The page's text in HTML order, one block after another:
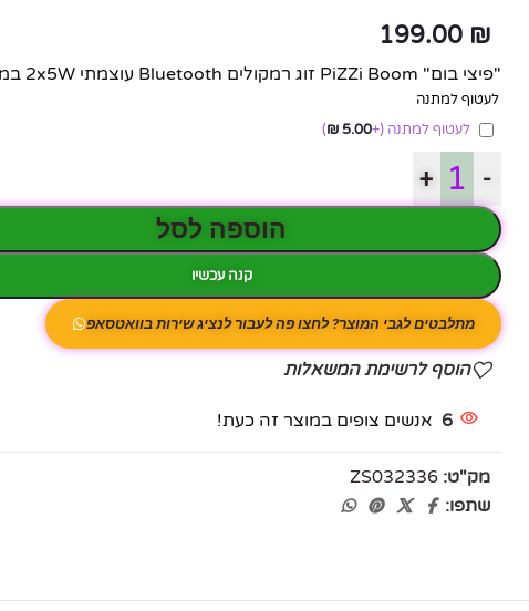
199.00 ₪
"פיצי בום" PiZZi Boom זוג רמקולים Bluetooth עוצמתי 2x5W במיוחד בצבע שחור
לעטוף למתנה
לעטוף למתנה(+
5.00
₪
)
-
+
הוספה לסל
קנה עכשיו
מתלבטים לגבי המוצר? לחצו פה לעבור לנציג שירות בוואטסאפ
הוסף לרשימת המשאלות
6 אנשים צופים במוצר זה כעת!
מק"ט:ZS032336
שתפו: